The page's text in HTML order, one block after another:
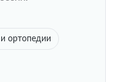
ортопедии